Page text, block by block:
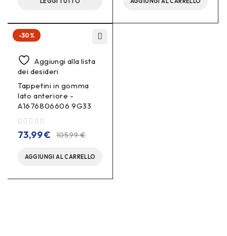
-30%
Aggiungi alla lista
dei desideri
Tappetini in gomma
lato anteriore -
A1676806606 9G33
105,99€
73,99€
AGGIUNGI AL CARRELLO